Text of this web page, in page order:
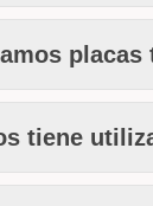
tiene